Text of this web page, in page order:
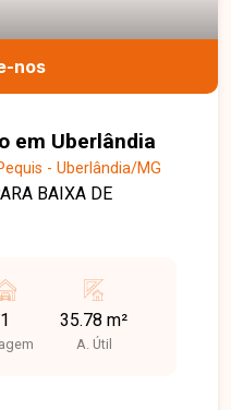
nos
em Uberlândia
- Uberlândia/MG
BAIXA DE
1 35.78 m²
A. Útil